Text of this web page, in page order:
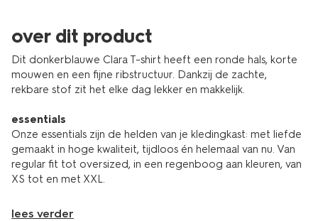
over dit product
Dit donkerblauwe Clara T-shirt heeft een ronde hals, korte
mouwen en een fijne ribstructuur. Dankzij de zachte,
rekbare stof zit het elke dag lekker en makkelijk.
essentials
Onze essentials zijn de helden van je kledingkast: met liefde
gemaakt in hoge kwaliteit, tijdloos én helemaal van nu. Van
regular fit tot oversized, in een regenboog aan kleuren, van
XS tot en met XXL.
lees verder